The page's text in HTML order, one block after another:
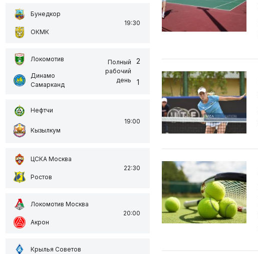
Бунедкор
ОКМК
19:30
Локомотив
Динамо
Самарканд
Полный
рабочий
день
2
1
Нефтчи
Кызылкум
19:00
ЦСКА Москва
Ростов
22:30
Локомотив Москва
Акрон
20:00
Крылья Советов